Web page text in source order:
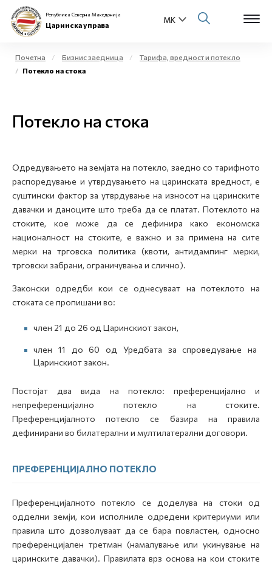
Физички лица
Open
Е-Царина
Open
Медиа центар
Контакт
Е-Весник
Република Северна Македонија
Царинска управа
Почетна Бизнис заедница
Тарифа, вредност и потекло
Потекло на стока
Потекло на стока
Одредувањето на земјата на потекло, заедно со тарифното
распоредување и утврдувањето на царинската вредност, е
суштински фактор за утврдување на износот на царинските
давачки и даноците што треба да се платат. Потеклото на
стоките, кое може да се дефинира како економска
националност на стоките, е важно и за примена на сите
мерки на трговска политика (квоти, антидампинг мерки,
трговски забрани, ограничувања и слично).
Законски одредби кои се однесуваат на потеклото на
стоката се пропишани во:
член 21 до 26 од Царинскиот закон,
член 11 до 60 од Уредбата за спроведување на
Царинскиот закон.
Постојат два вида на потекло: преференцијално и
непреференцијално потекло на стоките.
Преференцијалното потекло се базира на правила
дефинирани во билатерални и мултилатерални договори.
ПРЕФЕРЕНЦИЈАЛНО ПОТЕКЛО
Преференцијалното потекло се доделува на стоки од
одделни земји, кои исполниле одредени критериуми или
правила што дозволуваат да се бара повластен, односно
преференцијален третман (намалување или укинување на
царинските давачки). Правилата врз основа на кои стоките